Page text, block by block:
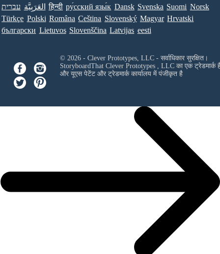
עברית العَرَبِيَّة हिन्दी ру́сский язы́к Dansk Svenska Suomi Norsk
Türkçe Polski Româna Ceština Slovenský Magyar Hrvatski
български Lietuvos Slovenščina Latvijas eesti
© 2026 - Clever Prototypes, LLC - सर्वाधिकार सुरक्षित।
StoryboardThat Clever Prototypes , LLCका एक ट्रेडमार्क
और यूएस पेटेंट और ट्रेडमार्क कार्यालय में पंजीकृत है